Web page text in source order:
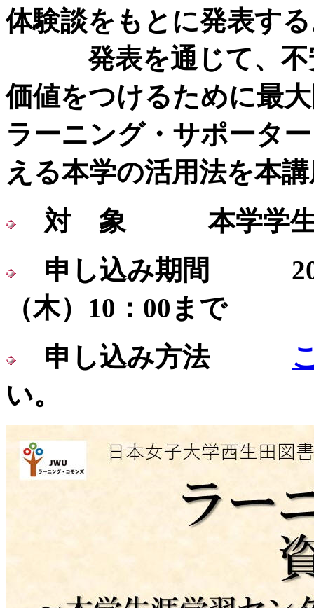
体験談をもとに発表す
発表を通じて、不安
価値をつけるために最
ラーニング・サポータ
える本学の活用法を本
対 象 本学学生
申し込み期間
2021
（木）10：00まで
申し込み方法
い。